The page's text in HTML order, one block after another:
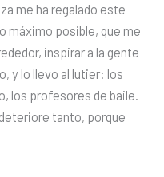
me ha regalado este
máximo posible, que me
inspirar a la gente
y lo llevo al lutier: los
los profesores de baile.
tanto, porque